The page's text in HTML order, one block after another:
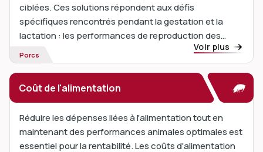
ciblées. Ces solutions répondent aux défis
spécifiques rencontrés pendant la gestation et la
lactation : les performances de reproduction des
Voir plus
Porcs
Coût de l'alimentation
Réduire les dépenses liées à l'alimentation tout en
maintenant des performances animales optimales est
essentiel pour la rentabilité. Les coûts d'alimentation